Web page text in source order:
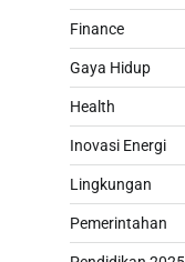
Finance
Gaya Hidup
Health
Inovasi Energi
Lingkungan
Pemerintahan